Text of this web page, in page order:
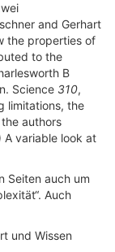
and Gerhart
the properties of
to the
B
Science 310,
limitations, the
authors
A variable look at
Seiten auch um
Auch
und Wissen